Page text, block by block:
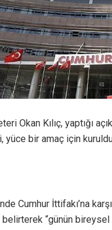
Okan Kılıç, yaptığı
yüce bir amaç için
Cumhur İttifakı’na
“günün bireysel